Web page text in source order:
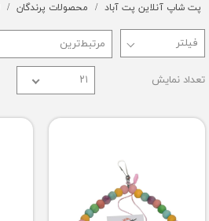
پت شاپ آنلاین پت آباد محصولات پرندگان
مرتبط‌ترین
تعداد نمایش ۲۱